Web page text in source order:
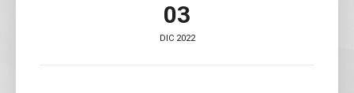
03
DIC 2022